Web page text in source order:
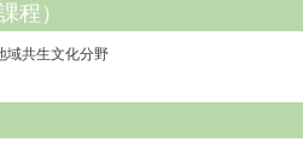
程）
域共生文化分野